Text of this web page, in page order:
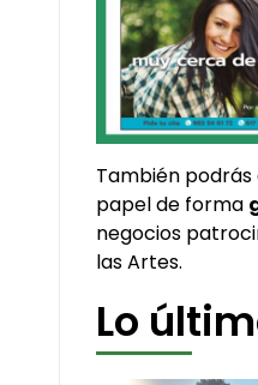
También
papel de forma
negocios
las Artes.
Lo